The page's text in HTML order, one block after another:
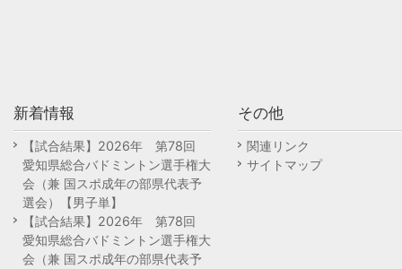
新着情報
【試合結果】2026年 第78回
愛知県総合バドミントン選手権大
会（兼 国スポ成年の部県代表予
選会）【男子単】
【試合結果】2026年 第78回
愛知県総合バドミントン選手権大
会（兼 国スポ成年の部県代表予
その他
関連リンク
サイトマップ